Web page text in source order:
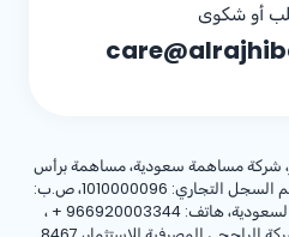
أو شكوى
شركة مساهمة سعودية، مساهمة برأس
، رقم السجل التجاري: 1010000096، ص.ب:
+ 966920003344 ،